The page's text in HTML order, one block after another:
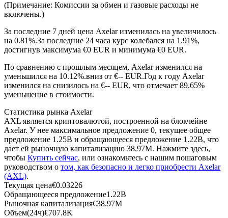
USDC фьючерсы
Фьючерсы с использованием USDC в качестве
обеспечения
(Примечание: Комиссии за обмен и газовые расходы не
включены.)
За последние 7 дней цена Axelar изменилась на увеличилось
на 0.81%.За последние 24 часа курс колебался на 1.91%,
достигнув максимума €0 EUR и минимума €0 EUR.
По сравнению с прошлым месяцем, Axelar изменился на
уменьшился на 10.12%.вниз от €-- EUR.Год к году Axelar
изменился на снизилось на €-- EUR, что отмечает 89.65%
уменьшение в стоимости.
Статистика рынка Axelar
AXL является криптовалютой, построенной на блокчейне
Axelar. У нее максимальное предложение 0, текущее общее
предложение 1.25B и обращающееся предложение 1.22B, что
дает ей рыночную капитализацию 38.97M. Нажмите здесь,
чтобы Купить сейчас, или ознакомьтесь с нашим пошаговым
руководством о том, как безопасно и легко приобрести Axelar
(AXL).
Текущая цена€0.03226
Обращающееся предложение1.22B
Рыночная капитализация€38.97M
Объем(24ч)€707.8K